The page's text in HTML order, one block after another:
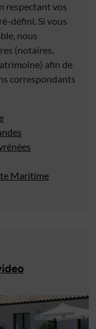
respectant vos
défini. Si vous
nous
(notaires,
afin de
correspondants
Maritime